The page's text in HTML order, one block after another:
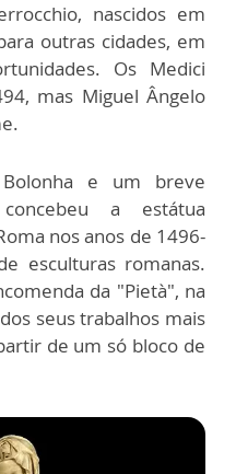
nascidos em
outras cidades, em
Os Medici
mas Miguel Ângelo
e um breve
a estátua
nos anos de 1496-
esculturas romanas.
da "Pietà", na
seus trabalhos mais
de um só bloco de